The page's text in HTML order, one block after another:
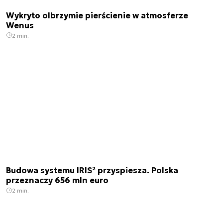
Wykryto olbrzymie pierścienie w atmosferze
Wenus
2 min.
Budowa systemu IRIS² przyspiesza. Polska
przeznaczy 656 mln euro
2 min.